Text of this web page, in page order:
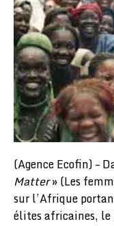
(Agence Ecofin) –
Matter» (Les
sur l’Afrique
élites africaines, le